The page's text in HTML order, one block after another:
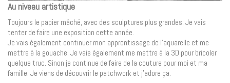
Au niveau artistique
Toujours le papier mâché, avec des sculptures plus grandes. Je vais
tenter de faire une exposition cette année.
Je vais également continuer mon apprentissage de l’aquarelle et me
mettre à la gouache. Je vais également me mettre à la 3D pour bricoler
quelque truc. Sinon je continue de faire de la couture pour moi et ma
famille. Je viens de découvrir le patchwork et j’adore ça.